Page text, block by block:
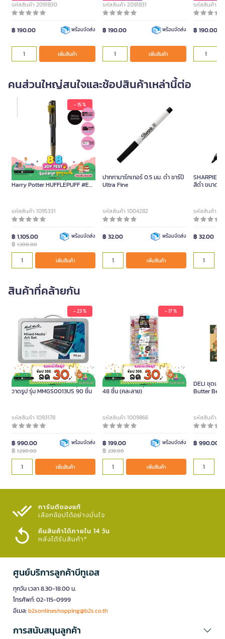
รหัสสินค้า 2091830
฿ 190.00 พร้อมจัดส่ง
เพิ่มสินค้า
รหัสสินค้า 2091831
฿ 190.00 พร้อมจัดส่ง
เพิ่มสินค้า
รหัสสินค้า
฿ 190.00
คนส่วนใหญ่สนใจและช้อปสินค้าเหล่านี้ต่อ
- 15 %
LAMY ปากกาหมึกซึม รุ่น Safari
Harry Potter HUFFLEPUFF #EF
รหัสสินค้า 1095331
฿ 1,105.00
฿ 1,300.00
พร้อมจัดส่ง
เพิ่มสินค้า
ปากกามาร์กเกอร์ 0.5 มม. ดำ ชาร์ปี้
Ultra Fine
รหัสสินค้า 1004282
฿ 32.00 พร้อมจัดส่ง
เพิ่มสินค้า
SHARPIE
สีดำ ขนาด
รหัสสินค้า
฿ 32.00
สินค้าที่คล้ายกัน
- 23 %
MONT MARTE ชุดกระเป๋าอุปกรณ์
วาดรูป รุ่น MMGS0013US 90 ชิ้น
รหัสสินค้า 1093178
฿ 990.00
฿ 1,290.00
พร้อมจัดส่ง
เพิ่มสินค้า
- 17 %
MONT MARTE ชุดดินสอยางลบ
48 ชิ้น (คละลาย)
รหัสสินค้า 1009866
฿ 199.00
฿ 239.00
พร้อมจัดส่ง
เพิ่มสินค้า
DELI ชุดเค
Butter
รหัสสินค้า
฿ 990.00
การันตีของแท้
เลือกช้อปได้อย่างมั่นใจ​
คืนสินค้าได้ภายใน 14 วัน
หลังได้รับสินค้า*
ศูนย์บริการลูกค้าบีทูเอส
ทุกวัน เวลา 8.30-18.00 น.
โทรศัพท์: 02-115-0999
อีเมล:b2sonlineshopping@b2s.co.th
การสนับสนุนลูกค้า